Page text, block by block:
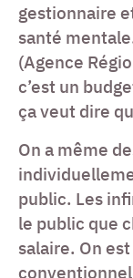
gestionnaire
santé
(Agence
c’est un
ça veut dire
On a même
public. Les
le public que
salaire. On